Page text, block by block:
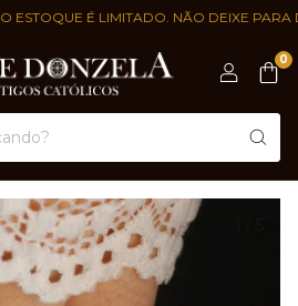
É LIMITADO. NÃO DEIXE PARA
0